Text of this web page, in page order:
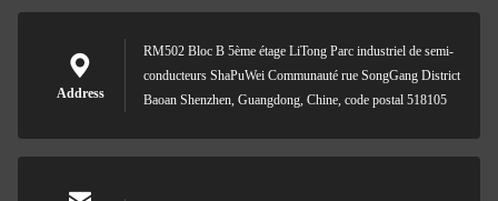
Address
RM502 Bloc B 5ème étage LiTong Parc industriel de semi-
conducteurs ShaPuWei Communauté rue SongGang District
Baoan Shenzhen, Guangdong, Chine, code postal 518105